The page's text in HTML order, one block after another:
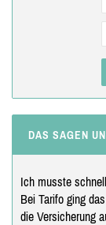
DAS SAGEN
Ich musste
Bei Tarifo ging
die Versicherung